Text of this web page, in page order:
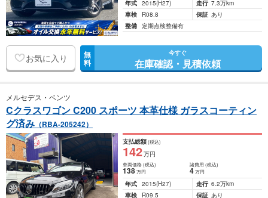
年式 2015(H27) 走行 7.3万km
車検
R08.8 保証 あり
整備 定期点検整備有
お気に入り 無
料
今すぐ
在庫確認・見積依頼
メルセデス・ベンツ
Cクラスワゴン C200 スポーツ 本革仕様 ガラスコーティン
グ済み （RBA-205242）
支払総額(税込)
142万円
車両価格(税込)
138万円
諸費用 (税込)
4 万円
年式 2015(H27) 走行 6.2万km
車検
R09.5 保証 あり